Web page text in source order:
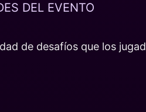
DEL EVENTO
de desafíos que los